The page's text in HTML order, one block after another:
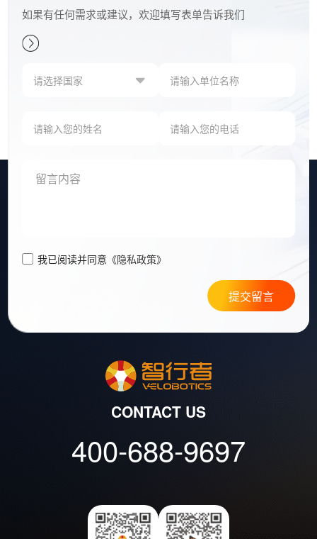
如果有任何需求或建议，欢迎填写表单告诉我们
我已阅读并同意 《隐私政策》
提交留言
CONTACT US
400-688-9697